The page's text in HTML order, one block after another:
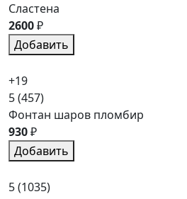
Сластена
2600₽
Добавить
+19
5(457)
Фонтан шаров пломбир
930₽
Добавить
5(1035)